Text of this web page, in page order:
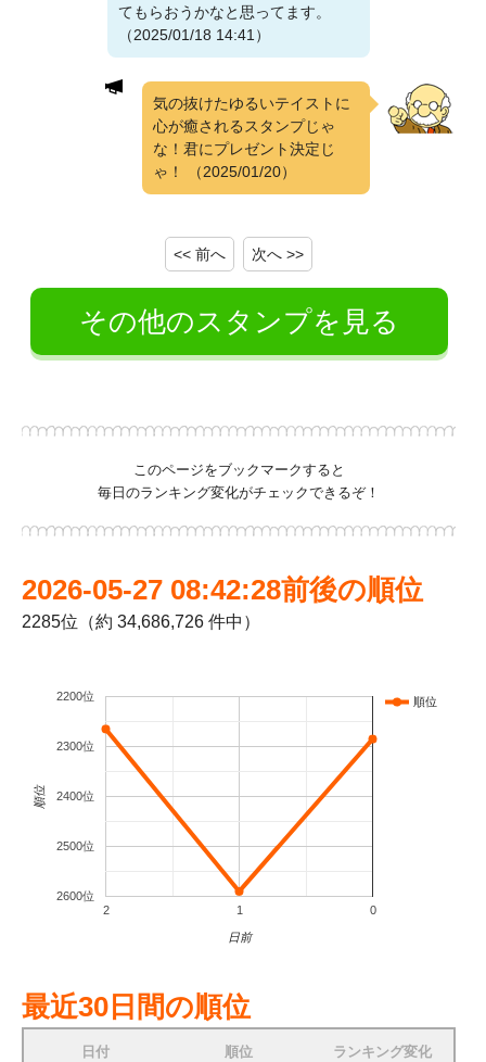
てもらおうかなと思ってます。
（2025/01/18 14:41）
気の抜けたゆるいテイストに
心が癒されるスタンプじゃ
な！君にプレゼント決定じ
ゃ！
（2025/01/20）
<< 前へ 次へ >>
その他のスタンプを見る
このページをブックマークすると
毎日のランキング変化がチェックできるぞ！
2026-05-27 08:42:28前後の順位
2285位（約 34,686,726 件中）
順位
2 1 0
2200位
2300位
2400位
2500位
2600位
日前
順位
最近30日間の順位
日付 順位 ランキング変化